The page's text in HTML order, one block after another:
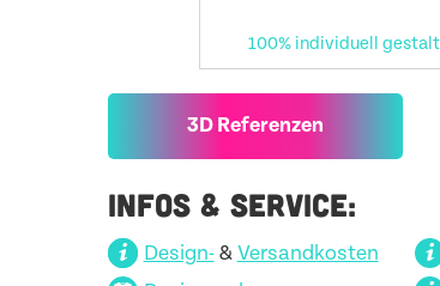
100% individuell
3D Referenzen
INFOS & SERVICE:
Design-& Versandkosten